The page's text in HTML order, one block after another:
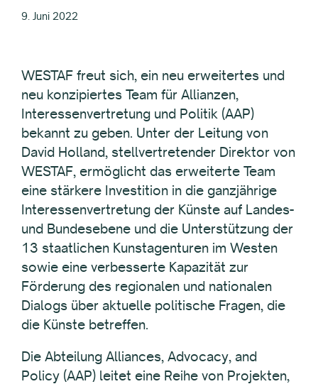
9. Juni 2022
WESTAF freut sich, ein neu erweitertes und
neu konzipiertes Team für Allianzen,
Interessenvertretung und Politik (AAP)
bekannt zu geben. Unter der Leitung von
David Holland, stellvertretender Direktor von
WESTAF, ermöglicht das erweiterte Team
eine stärkere Investition in die ganzjährige
Interessenvertretung der Künste auf Landes-
und Bundesebene und die Unterstützung der
13 staatlichen Kunstagenturen im Westen
sowie eine verbesserte Kapazität zur
Förderung des regionalen und nationalen
Dialogs über aktuelle politische Fragen, die
die Künste betreffen.
Die Abteilung Alliances, Advocacy, and
Policy (AAP) leitet eine Reihe von Projekten,